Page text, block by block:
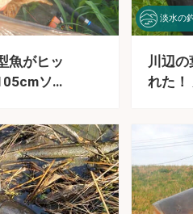
魚がヒッ
ソ…
淡水の
川辺
れた！